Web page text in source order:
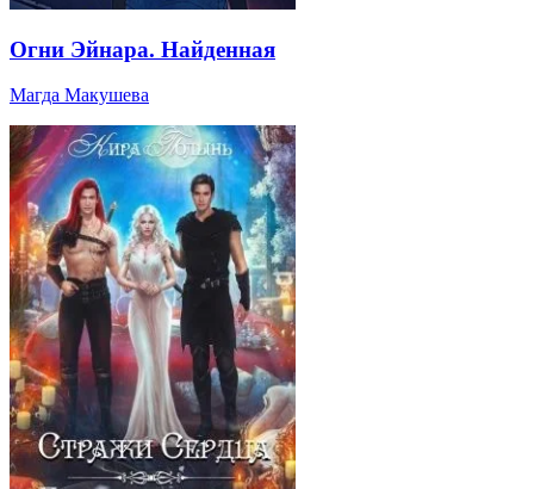
Огни Эйнара. Найденная
Магда Макушева